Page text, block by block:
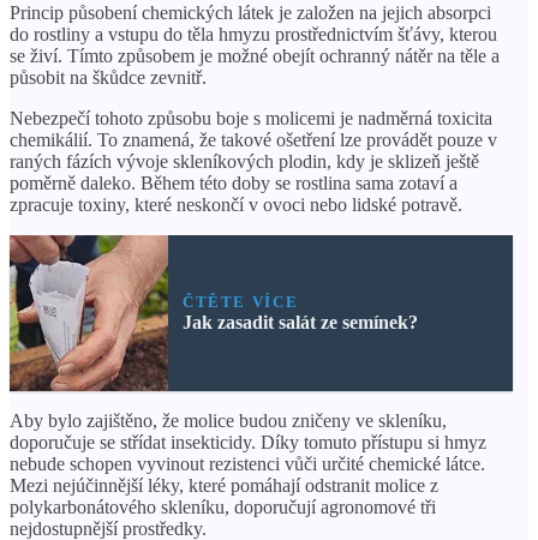
Princip působení chemických látek je založen na jejich absorpci
do rostliny a vstupu do těla hmyzu prostřednictvím šťávy, kterou
se živí. Tímto způsobem je možné obejít ochranný nátěr na těle a
působit na škůdce zevnitř.
Nebezpečí tohoto způsobu boje s molicemi je nadměrná toxicita
chemikálií. To znamená, že takové ošetření lze provádět pouze v
raných fázích vývoje skleníkových plodin, kdy je sklizeň ještě
poměrně daleko. Během této doby se rostlina sama zotaví a
zpracuje toxiny, které neskončí v ovoci nebo lidské potravě.
ČTĚTE VÍCE
Jak zasadit salát ze semínek?
Aby bylo zajištěno, že molice budou zničeny ve skleníku,
doporučuje se střídat insekticidy. Díky tomuto přístupu si hmyz
nebude schopen vyvinout rezistenci vůči určité chemické látce.
Mezi nejúčinnější léky, které pomáhají odstranit molice z
polykarbonátového skleníku, doporučují agronomové tři
nejdostupnější prostředky.